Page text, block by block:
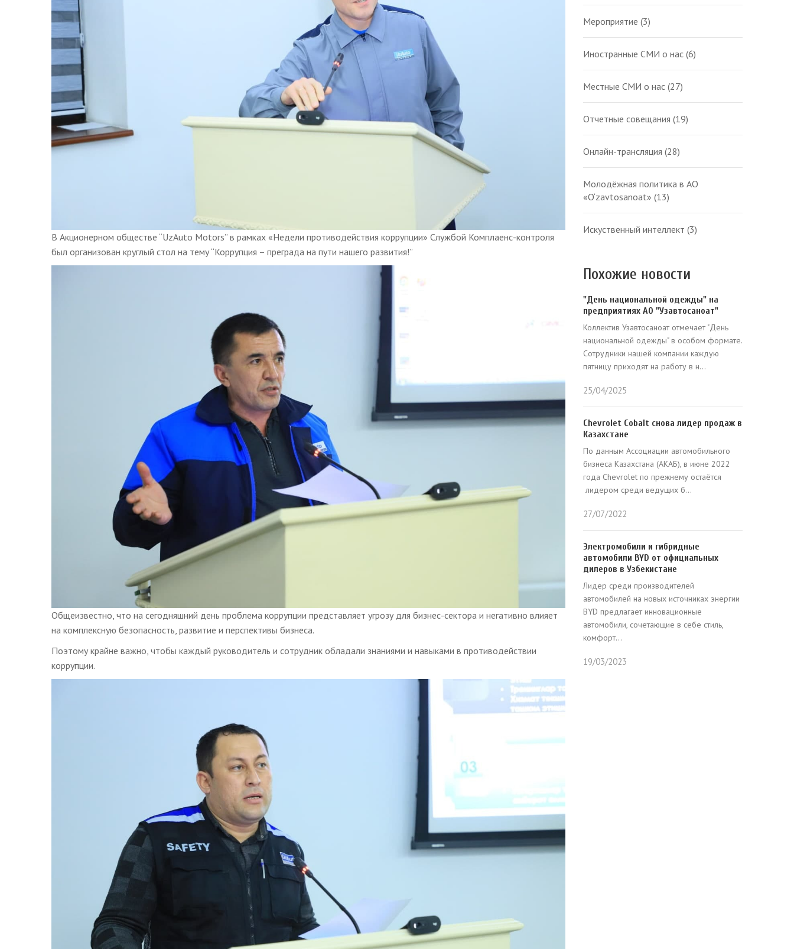
В Акционерном обществе “UzAuto Motors” в рамках «Недели противодействия коррупции» Службой Комплаенс-контроля
был организован круглый стол на тему “Коррупция – преграда на пути нашего развития!”
Общеизвестно, что на сегодняшний день проблема коррупции представляет угрозу для бизнес-сектора и негативно влияет
на комплексную безопасность, развитие и перспективы бизнеса.
Поэтому крайне важно, чтобы каждый руководитель и сотрудник обладали знаниями и навыками в противодействии
коррупции.
Мероприятие (3)
Иностранные СМИ о нас (6)
Местные СМИ о нас (27)
Отчетные совещания (19)
Онлайн-трансляция (28)
Молодёжная политика в АО
«O‘zavtosanoat» (13)
Искуственный интеллект (3)
Похожие новости
"День национальной одежды" на
предприятиях АО "Узавтосаноат"
Коллектив Узавтосаноат отмечает "День
национальной одежды" в особом формате.
Сотрудники нашей компании каждую
пятницу приходят на работу в н...
25/04/2025
Chevrolet Cobalt снова лидер продаж в
Казахстане
По данным Ассоциации автомобильного
бизнеса Казахстана (АКАБ), в июне 2022
года Chevrolet по прежнему остаётся
лидером среди ведущих б...
27/07/2022
Электромобили и гибридные
автомобили BYD от официальных
дилеров в Узбекистане
Лидер среди производителей
автомобилей на новых источниках энергии
BYD предлагает инновационные
автомобили, сочетающие в себе стиль,
комфорт...
19/03/2023